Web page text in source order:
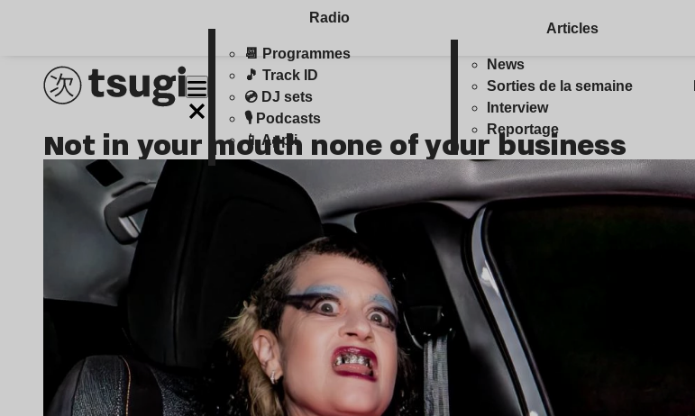
Radio
📆 Programmes
🎵 Track ID
💿 DJ sets
🎙️ Podcasts
📱 Appli
Articles
News
Sorties de la semaine
Interview
Reportage
not in your mouth none of your business